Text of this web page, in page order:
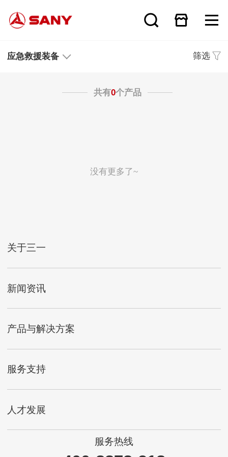
应急救援装备 筛选
共有0个产品
没有更多了~
关于三一
新闻资讯
产品与解决方案
服务支持
人才发展
服务热线